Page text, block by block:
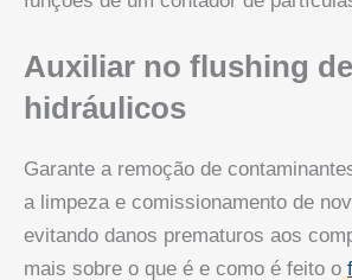
Auxiliar no flushing
hidráulicos
Garante a remoção de
a limpeza e comissionamento de
evitando danos prematuros aos
mais sobre o que é e como é feito o